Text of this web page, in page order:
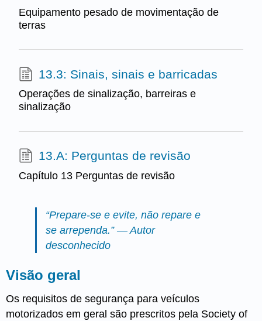
Equipamento pesado de movimentação de
terras
13.3: Sinais, sinais e barricadas
Operações de sinalização, barreiras e
sinalização
13.A: Perguntas de revisão
Capítulo 13 Perguntas de revisão
“Prepare-se e evite, não repare e
se arrependa.” — Autor
desconhecido
Visão geral
Os requisitos de segurança para veículos
motorizados em geral são prescritos pela Society of